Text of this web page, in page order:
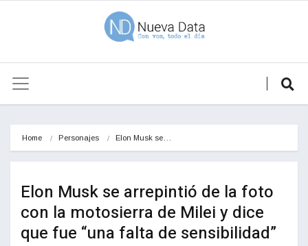
Home Personajes Elon Musk se…
Elon Musk se arrepintió de la foto
con la motosierra de Milei y dice
que fue “una falta de sensibilidad”